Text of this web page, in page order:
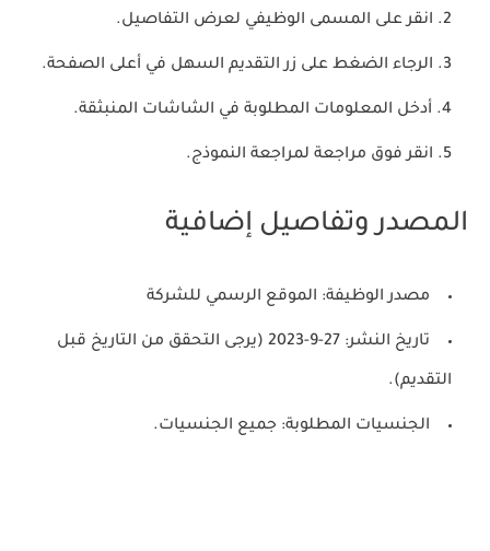
انقر على المسمى الوظيفي لعرض التفاصيل.
الرجاء الضغط على زر التقديم السهل في أعلى الصفحة.
أدخل المعلومات المطلوبة في الشاشات المنبثقة.
انقر فوق مراجعة لمراجعة النموذج.
المصدر وتفاصيل إضافية
مصدر الوظيفة: الموقع الرسمي للشركة
تاريخ النشر: 27-9-2023 (يرجى التحقق من التاريخ قبل
التقديم).
الجنسيات المطلوبة: جميع الجنسيات.